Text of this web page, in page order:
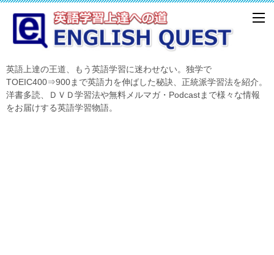
英語上達の王道、もう英語学習に迷わせない。独学で
TOEIC400⇒900まで英語力を伸ばした秘訣、正統派学習法を紹介。
洋書多読、ＤＶＤ学習法や無料メルマガ・Podcastまで様々な情報
をお届けする英語学習物語。